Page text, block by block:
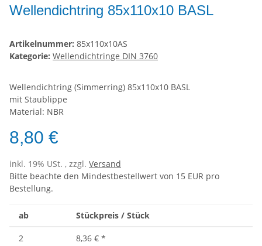
Wellendichtring 85x110x10 BASL
Artikelnummer: 85x110x10AS
Kategorie: Wellendichtringe DIN 3760
Wellendichtring (Simmerring) 85x110x10 BASL
mit Staublippe
Material: NBR
8,80 €
inkl. 19% USt. , zzgl. Versand
Bitte beachte den Mindestbestellwert von 15 EUR pro
Bestellung.
ab Stückpreis / Stück
2 8,36 € *